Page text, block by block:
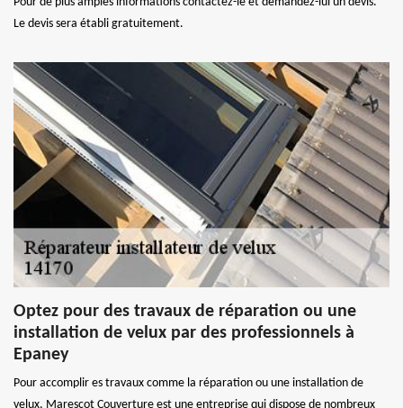
Le devis sera établi gratuitement.
Optez pour des travaux de réparation ou une
installation de velux par des professionnels à
Epaney
Pour accomplir es travaux comme la réparation ou une installation de
velux, Marescot Couverture est une entreprise qui dispose de nombreux